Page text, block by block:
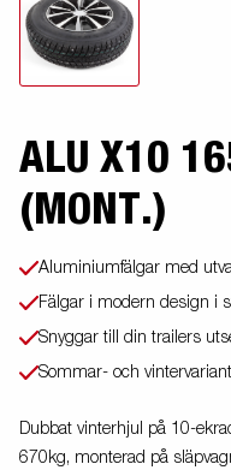
ALU X10
(MONT.)
Aluminiumfälgar med
Fälgar i modern design i
Snyggar till din trailers
Sommar- och
Dubbat vinterhjul på 10-
670kg, monterad på